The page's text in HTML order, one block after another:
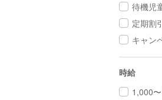
待機児
定期割
キャン
時給
1,000